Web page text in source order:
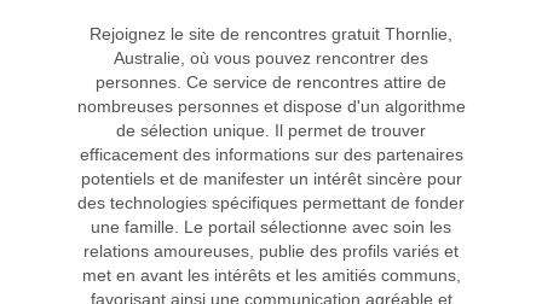
Rejoignez le site de rencontres gratuit Thornlie,
Australie, où vous pouvez rencontrer des
personnes. Ce service de rencontres attire de
nombreuses personnes et dispose d'un algorithme
de sélection unique. Il permet de trouver
efficacement des informations sur des partenaires
potentiels et de manifester un intérêt sincère pour
des technologies spécifiques permettant de fonder
une famille. Le portail sélectionne avec soin les
relations amoureuses, publie des profils variés et
met en avant les intérêts et les amitiés communs,
favorisant ainsi une communication agréable et